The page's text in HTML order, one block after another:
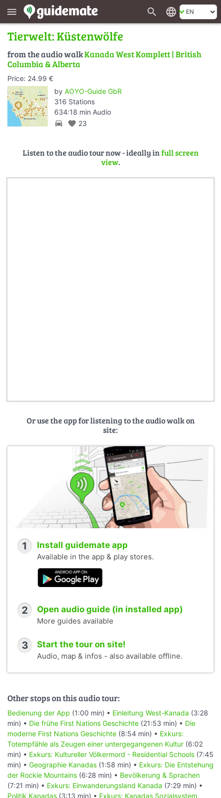
menu search language
Tierwelt: Küstenwölfe
from the audio walkKanada West Komplett | British
Columbia & Alberta
Price: 24.99 €
by AOYO-Guide GbR
316 Stations
634:18 min Audio
directions_car favorite 23
Listen to the audio tour now - ideally infull screen
view.
Or use the app for listening to the audio walk on
site:
1 Install guidemate app
Available in the app & play stores.
2 Open audio guide (in installed app)
More guides available
3 Start the tour on site!
Audio, map & infos - also available offline.
Other stops on this audio tour:
Bedienung der App (1:00 min) • Einleitung West-Kanada (3:28
min) • Die frühe First Nations Geschichte (21:53 min) • Die
moderne First Nations Geschichte (8:54 min) • Exkurs:
Totempfähle als Zeugen einer untergegangenen Kultur (6:02
min) • Exkurs: Kultureller Völkermord - Residential Schools (7:45
min) • Geographie Kanadas (1:58 min) • Exkurs: Die Entstehung
der Rockie Mountains (6:28 min) • Bevölkerung & Sprachen
(7:21 min) • Exkurs: Einwanderungsland Kanada (7:29 min) •
Politik Kanadas (3:13 min) • Exkurs: Kanadas Sozialsystem